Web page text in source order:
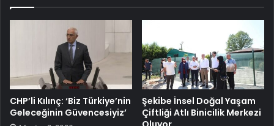
CHP’li Kılınç: ‘Biz Türkiye’nin
Geleceğinin Güvencesiyiz’
Şekibe İnsel Doğal Yaşam
Çiftliği Atlı Binicilik Merkezi